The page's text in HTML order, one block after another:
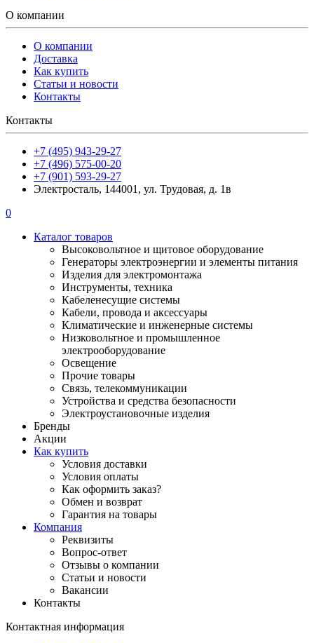
О компании
О компании
Доставка
Как купить
Статьи и новости
Контакты
Контакты
+7 (495) 943-29-27
+7 (496) 575-00-20
+7 (901) 593-29-27
Электросталь, 144001, ул. Трудовая, д. 1в
0
Каталог товаров
Высоковольтное и щитовое оборудование
Генераторы электроэнергии и элементы питания
Изделия для электромонтажа
Инструменты, техника
Кабеленесущие системы
Кабели, провода и аксессуары
Климатические и инженерные системы
Низковольтное и промышленное
электрооборудование
Освещение
Прочие товары
Связь, телекоммуникации
Устройства и средства безопасности
Электроустановочные изделия
Бренды
Акции
Как купить
Условия доставки
Условия оплаты
Как оформить заказ?
Обмен и возврат
Гарантия на товары
Компания
Реквизиты
Вопрос-ответ
Отзывы о компании
Статьи и новости
Вакансии
Контакты
Контактная информация